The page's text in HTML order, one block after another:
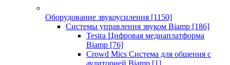
Оборудование звукоусиления [1150]
Системы управления звуком Biamp [186]
Tesira Цифровая медиаплатформа
Biamp [76]
Crowd Mics Система для общения с
аудиторией Biamp [1]